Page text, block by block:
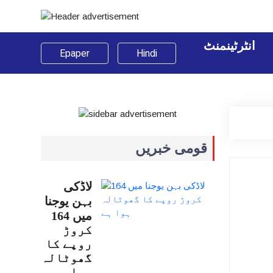
Epaper Hindi
انٹرٹینمنٹ
قومی خبریں
لاڈکی
بہن یوجنا
میں 164
کروڑ
روپے کا
گھوٹالہ